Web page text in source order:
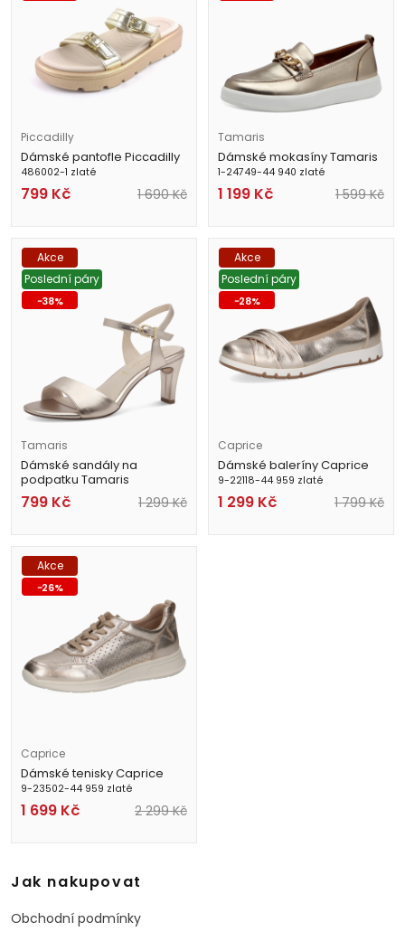
Piccadilly
Dámské pantofle Piccadilly
486002-1 zlaté
799 Kč 1 690Kč
Tamaris
Dámské mokasíny Tamaris
1-24749-44 940 zlaté
1 199 Kč 1 599Kč
Akce
Poslední páry
-38%
Tamaris
Dámské sandály na
podpatku Tamaris
1-28008-42 933 zlaté
799 Kč 1 299Kč
Akce
Poslední páry
-28%
Caprice
Dámské baleríny Caprice
9-22118-44 959 zlaté
1 299 Kč 1 799Kč
Akce
-26%
Caprice
Dámské tenisky Caprice
9-23502-44 959 zlaté
1 699 Kč 2 299Kč
Jak nakupovat
Obchodní podmínky